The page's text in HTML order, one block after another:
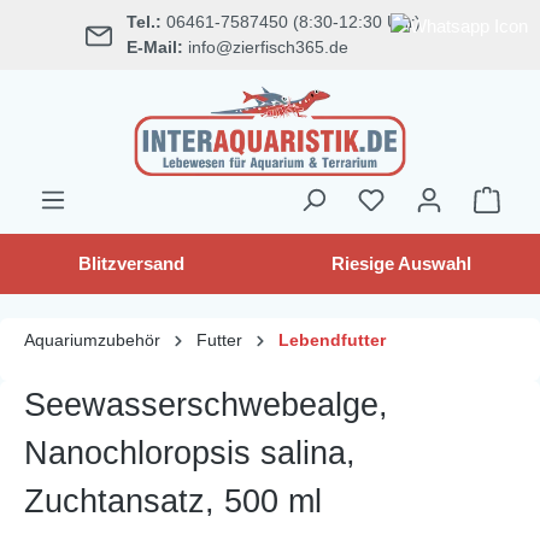
springen Tel.: 06461-7587450 (8:30-12:30 Uhr)
E-Mail: info@zierfisch365.de
Blitzversand Riesige Auswahl
Aquariumzubehör Futter Lebendfutter
Seewasserschwebealge,
Nanochloropsis salina,
Zuchtansatz, 500 ml